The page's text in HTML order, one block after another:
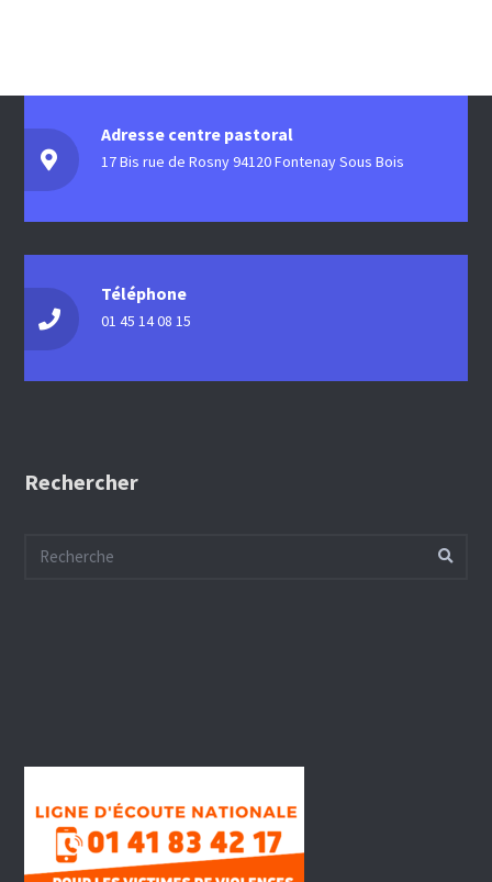
Adresse centre pastoral
17 Bis rue de Rosny 94120 Fontenay Sous Bois
Téléphone
01 45 14 08 15
Rechercher